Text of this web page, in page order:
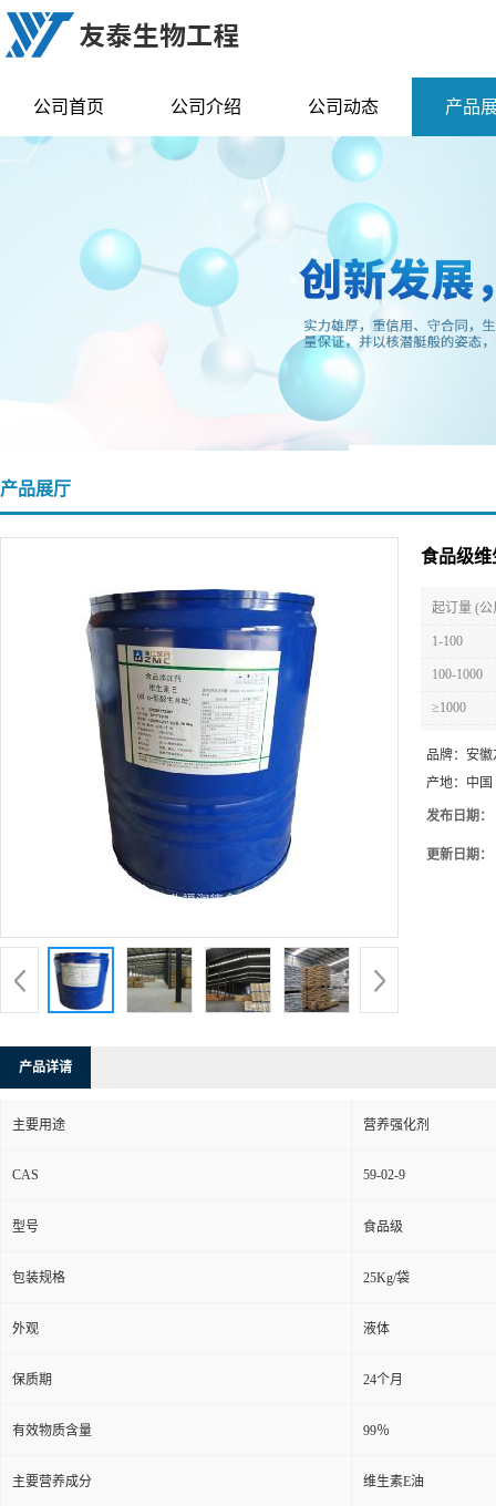
公司首页 公司介绍 公司动态 产品
产品展厅
食品级维
起订量 (公
1-100
100-1000
≥1000
品牌： 安徽
产地： 中国
发布日期：
更新日期：
产品详请
主要用途 营养强化剂
CAS 59-02-9
型号 食品级
包装规格 25Kg/袋
外观 液体
保质期 24个月
有效物质含量 99％
主要营养成分 维生素E油